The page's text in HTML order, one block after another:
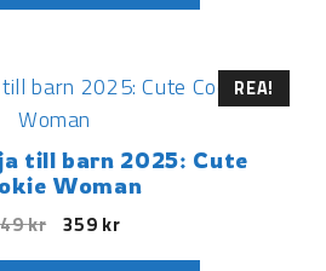
REA!
till barn 2025: Cute
Woman
kr 359 kr